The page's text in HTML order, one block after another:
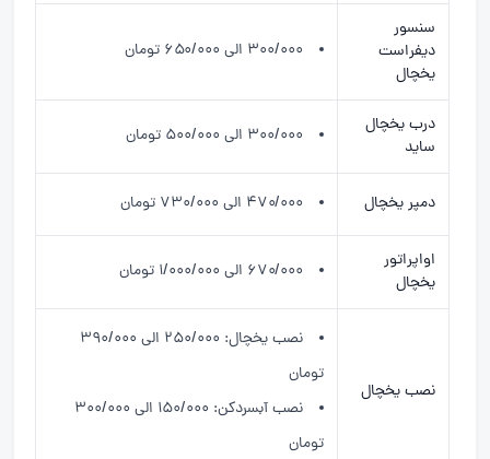
سنسور
دیفراست
یخچال
۳۰۰/۰۰۰ الی ۶۵۰/۰۰۰ تومان
درب یخچال
ساید
۳۰۰/۰۰۰ الی ۵۰۰/۰۰۰ تومان
دمپر یخچال ۴۷۰/۰۰۰ الی ۷۳۰/۰۰۰ تومان
اواپراتور
یخچال
۶۷۰/۰۰۰ الی ۱/۰۰۰/۰۰۰ تومان
نصب یخچال
نصب یخچال: ۲۵۰/۰۰۰ الی ۳۹۰/۰۰۰
تومان
نصب آبسردکن: ۱۵۰/۰۰۰ الی ۳۰۰/۰۰۰
تومان